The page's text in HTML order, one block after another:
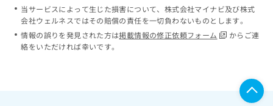
当サービスによって生じた損害について、株式会社マイナビ及び株式
会社ウェルネスではその賠償の責任を一切負わないものとします。
情報の誤りを発見された方は掲載情報の修正依頼フォーム
からご連
絡をいただければ幸いです。